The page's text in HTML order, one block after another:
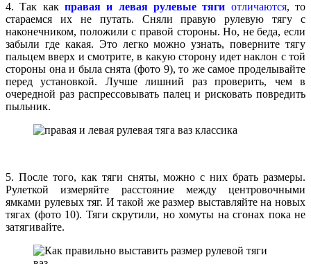
4. Так как правая и левая рулевые тяги отличаются, то
стараемся их не путать. Сняли правую рулевую тягу с
наконечником, положили с правой стороны. Но, не беда, если
забыли где какая. Это легко можно узнать, поверните тягу
пальцем вверх и смотрите, в какую сторону идет наклон с той
стороны она и была снята (фото 9), то же самое проделывайте
перед установкой. Лучше лишний раз проверить, чем в
очередной раз распрессовывать палец и рисковать повредить
пыльник.
5. После того, как тяги сняты, можно с них брать размеры.
Рулеткой измеряйте расстояние между центровочными
ямками рулевых тяг. И такой же размер выставляйте на новых
тягах (фото 10). Тяги скрутили, но хомуты на сгонах пока не
затягивайте.